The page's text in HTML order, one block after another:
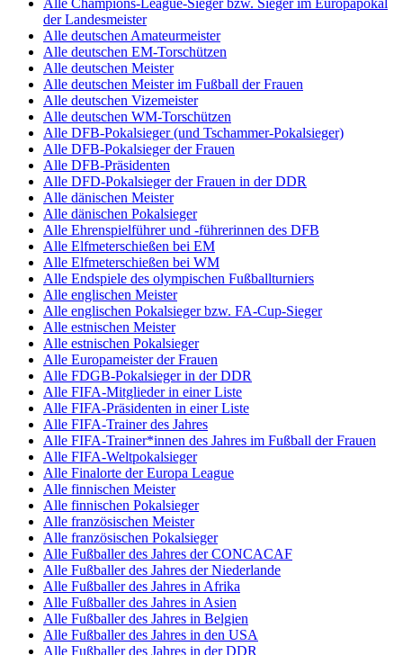
der Landesmeister
Alle deutschen Amateurmeister
Alle deutschen EM-Torschützen
Alle deutschen Meister
Alle deutschen Meister im Fußball der Frauen
Alle deutschen Vizemeister
Alle deutschen WM-Torschützen
Alle DFB-Pokalsieger (und Tschammer-Pokalsieger)
Alle DFB-Pokalsieger der Frauen
Alle DFB-Präsidenten
Alle DFD-Pokalsieger der Frauen in der DDR
Alle dänischen Meister
Alle dänischen Pokalsieger
Alle Ehrenspielführer und -führerinnen des DFB
Alle Elfmeterschießen bei EM
Alle Elfmeterschießen bei WM
Alle Endspiele des olympischen Fußballturniers
Alle englischen Meister
Alle englischen Pokalsieger bzw. FA-Cup-Sieger
Alle estnischen Meister
Alle estnischen Pokalsieger
Alle Europameister der Frauen
Alle FDGB-Pokalsieger in der DDR
Alle FIFA-Mitglieder in einer Liste
Alle FIFA-Präsidenten in einer Liste
Alle FIFA-Trainer des Jahres
Alle FIFA-Trainer*innen des Jahres im Fußball der Frauen
Alle FIFA-Weltpokalsieger
Alle Finalorte der Europa League
Alle finnischen Meister
Alle finnischen Pokalsieger
Alle französischen Meister
Alle französischen Pokalsieger
Alle Fußballer des Jahres der CONCACAF
Alle Fußballer des Jahres der Niederlande
Alle Fußballer des Jahres in Afrika
Alle Fußballer des Jahres in Asien
Alle Fußballer des Jahres in Belgien
Alle Fußballer des Jahres in den USA
Alle Fußballer des Jahres in der DDR